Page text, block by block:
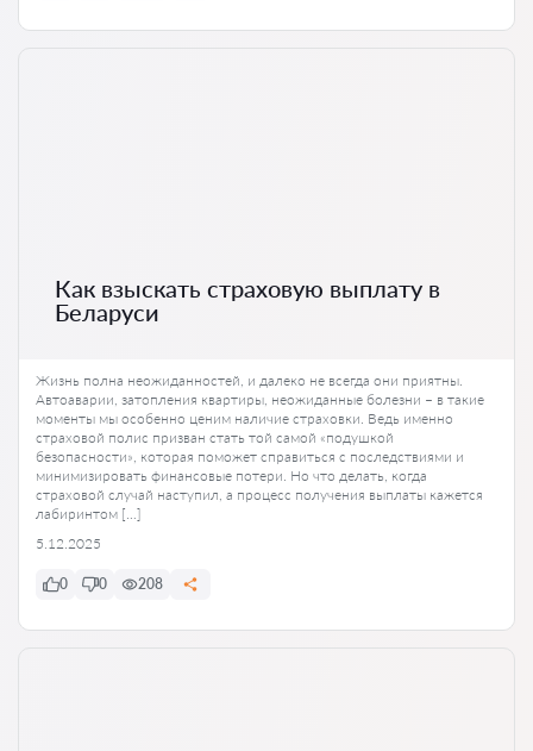
Как взыскать страховую выплату в
Беларуси
Жизнь полна неожиданностей, и далеко не всегда они приятны.
Автоаварии, затопления квартиры, неожиданные болезни – в такие
моменты мы особенно ценим наличие страховки. Ведь именно
страховой полис призван стать той самой «подушкой
безопасности», которая поможет справиться с последствиями и
минимизировать финансовые потери. Но что делать, когда
страховой случай наступил, а процесс получения выплаты кажется
лабиринтом […]
5.12.2025
0 0 208